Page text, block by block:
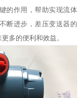
的作用，帮助实现流体
断进步，差压变送器的
多的便利和效益。